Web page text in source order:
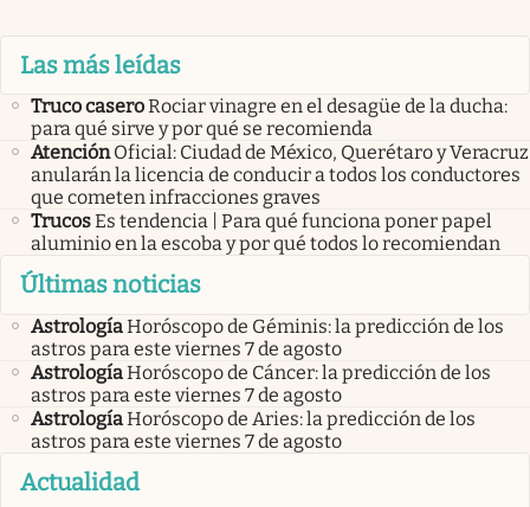
Las más leídas
Truco caseroRociar vinagre en el desagüe de la ducha:
para qué sirve y por qué se recomienda
Atención Oficial: Ciudad de México, Querétaro y Veracruz
anularán la licencia de conducir a todos los conductores
que cometen infracciones graves
TrucosEs tendencia | Para qué funciona poner papel
aluminio en la escoba y por qué todos lo recomiendan
Últimas noticias
AstrologíaHoróscopo de Géminis: la predicción de los
astros para este viernes 7 de agosto
AstrologíaHoróscopo de Cáncer: la predicción de los
astros para este viernes 7 de agosto
AstrologíaHoróscopo de Aries: la predicción de los
astros para este viernes 7 de agosto
Actualidad